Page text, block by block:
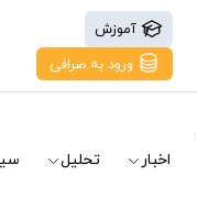
آموزش
ورود به صرافی
اخبار تحلیل